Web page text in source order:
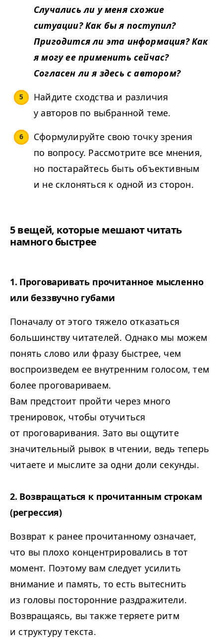
Случались ли у меня схожие
ситуации? Как бы я поступил?
Пригодится ли эта информация? Как
я могу ее применить сейчас?
Согласен ли я здесь с автором?
Найдите сходства и различия
у авторов по выбранной теме.
Сформулируйте свою точку зрения
по вопросу. Рассмотрите все мнения,
но постарайтесь быть объективным
и не склоняться к одной из сторон.
5 вещей, которые мешают читать
намного быстрее
1. Проговаривать прочитанное мысленно
или беззвучно губами
Поначалу от этого тяжело отказаться
большинству читателей. Однако мы можем
понять слово или фразу быстрее, чем
воспроизведем ее внутренним голосом, тем
более проговариваем.
Вам предстоит пройти через много
тренировок, чтобы отучиться
от проговаривания. Зато вы ощутите
значительный рывок в чтении, ведь теперь
читаете и мыслите за одни доли секунды.
2. Возвращаться к прочитанным строкам
(регрессия)
Возврат к ранее прочитанному означает,
что вы плохо концентрировались в тот
момент. Поэтому вам следует усилить
внимание и память, то есть вытеснить
из головы посторонние раздражители.
Возвращаясь, вы также теряете ритм
и структуру текста.